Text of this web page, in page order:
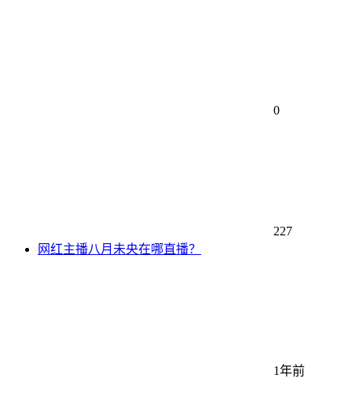
0
227
网红主播八月未央在哪直播？
1年前